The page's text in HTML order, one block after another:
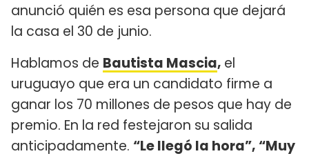
anunció quién es esa persona que dejará
la casa el 30 de junio.
Hablamos de Bautista Mascia, el
uruguayo que era un candidato firme a
ganar los 70 millones de pesos que hay de
premio. En la red festejaron su salida
anticipadamente. “Le llegó la hora”, “Muy